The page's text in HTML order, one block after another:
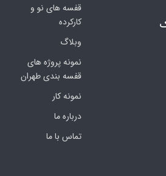
قفسه های نو و
کارکرده
وبلاگ
نمونه پروژه های
قفسه بندی طهران
نمونه کار
درباره ما
تماس با ما